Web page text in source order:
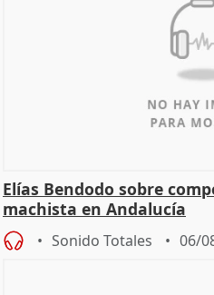
Elías Bendodo sobre
machista en Andalucía
Sonido Totales 06/